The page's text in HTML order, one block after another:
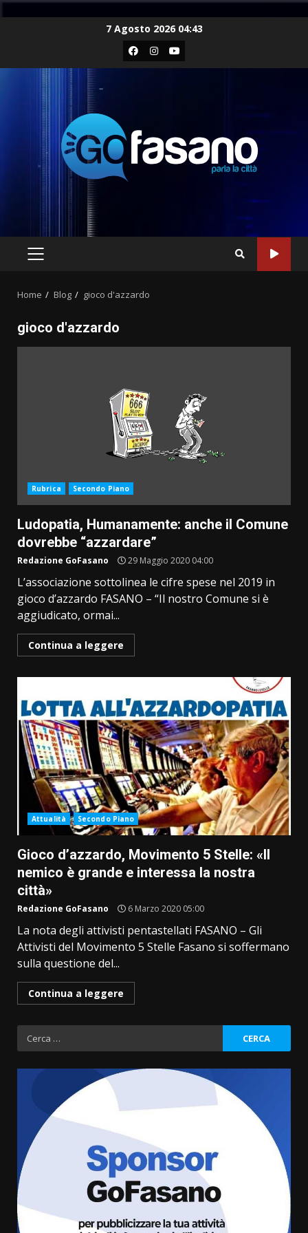
7 Agosto 2026 04:43
Facebook
Instagram
Youtube
PRIMARY
Home Blog gioco d'azzardo
gioco d'azzardo
Rubrica Secondo Piano
Ludopatia, Humanamente: anche il Comune
dovrebbe “azzardare”
Redazione GoFasano 29 Maggio 2020 04:00
L’associazione sottolinea le cifre spese nel 2019 in
gioco d’azzardo FASANO – “Il nostro Comune si è
aggiudicato, ormai...
Continua a leggere
Attualità Secondo Piano
Gioco d’azzardo, Movimento 5 Stelle: «Il
nemico è grande e interessa la nostra
città»
Redazione GoFasano 6 Marzo 2020 05:00
La nota degli attivisti pentastellati FASANO – Gli
Attivisti del Movimento 5 Stelle Fasano si soffermano
sulla questione del...
Continua a leggere
Ricerca
per:
Grazia Neglia, coordinatrice
cittadina di Fratelli d’Italia,
pronta a tornare in Consiglio
comunale